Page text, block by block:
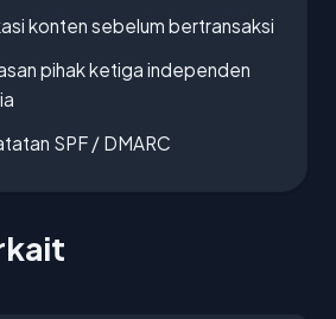
konten sebelum bertransaksi
pihak ketiga independen
SPF / DMARC